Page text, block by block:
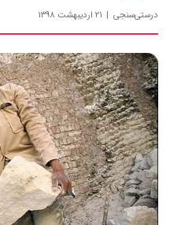
درستی‌سنجی ۲۱ اردیبهشت ۱۳۹۸